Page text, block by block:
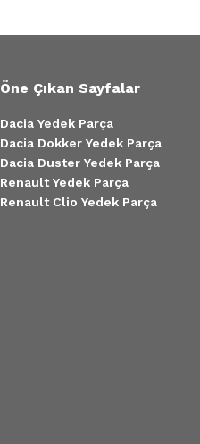
Öne Çıkan Sayfalar
Dacia Yedek Parça
Dacia Dokker Yedek Parça
Dacia Duster Yedek Parça
Renault Yedek Parça
Renault Clio Yedek Parça